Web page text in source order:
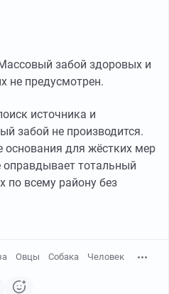
забой здоровых и
не предусмотрен.
источника и
забой не производится.
основания для жёстких мер
оправдывает тотальный
по всему району без
Овцы Собака Человек